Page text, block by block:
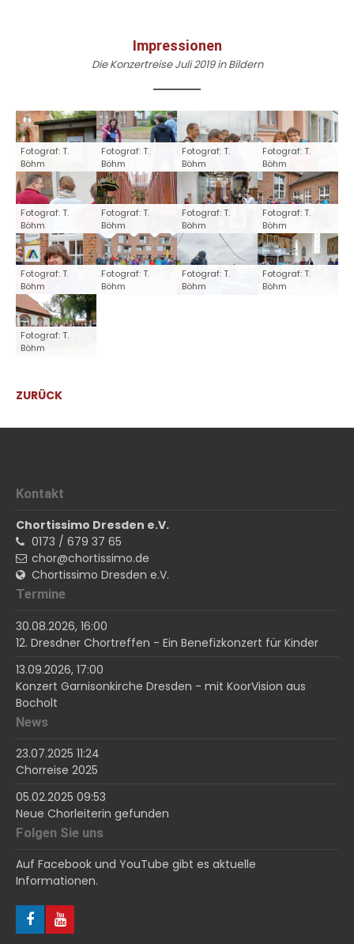
Impressionen
Die Konzertreise Juli 2019 in Bildern
Fotograf: T.
Böhm
Fotograf: T.
Böhm
Fotograf: T.
Böhm
Fotograf: T.
Böhm
Fotograf: T.
Böhm
Fotograf: T.
Böhm
Fotograf: T.
Böhm
Fotograf: T.
Böhm
Fotograf: T.
Böhm
Fotograf: T.
Böhm
Fotograf: T.
Böhm
Fotograf: T.
Böhm
Fotograf: T.
Böhm
ZURÜCK
Kontakt
Chortissimo Dresden e.V.
0173 / 679 37 65
chor@chortissimo.de
Chortissimo Dresden e.V.
Termine
30.08.2026, 16:00
12. Dresdner Chortreffen - Ein Benefizkonzert für Kinder
13.09.2026, 17:00
Konzert Garnisonkirche Dresden - mit KoorVision aus
Bocholt
News
23.07.2025 11:24
Chorreise 2025
05.02.2025 09:53
Neue Chorleiterin gefunden
Folgen Sie uns
Auf Facebook und YouTube gibt es aktuelle
Informationen.